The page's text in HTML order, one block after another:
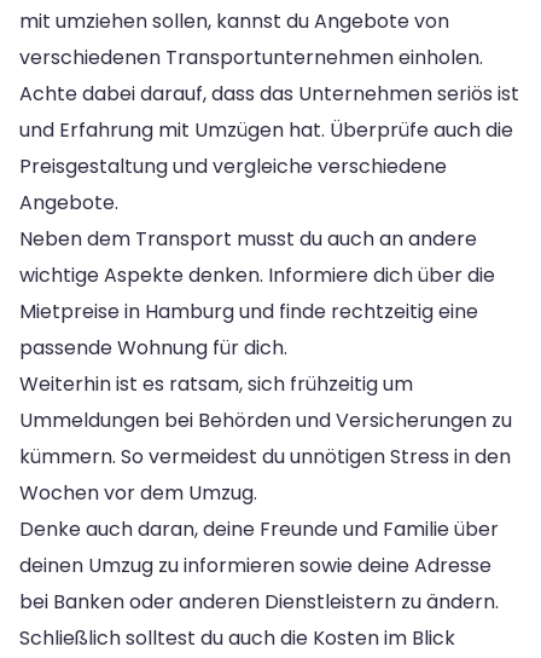
mit umziehen sollen, kannst du Angebote von
verschiedenen Transportunternehmen einholen.
Achte dabei darauf, dass das Unternehmen seriös ist
und Erfahrung mit Umzügen hat. Überprüfe auch die
Preisgestaltung und vergleiche verschiedene
Angebote.
Neben dem Transport musst du auch an andere
wichtige Aspekte denken. Informiere dich über die
Mietpreise in Hamburg und finde rechtzeitig eine
passende Wohnung für dich.
Weiterhin ist es ratsam, sich frühzeitig um
Ummeldungen bei Behörden und Versicherungen zu
kümmern. So vermeidest du unnötigen Stress in den
Wochen vor dem Umzug.
Denke auch daran, deine Freunde und Familie über
deinen Umzug zu informieren sowie deine Adresse
bei Banken oder anderen Dienstleistern zu ändern.
Schließlich solltest du auch die Kosten im Blick